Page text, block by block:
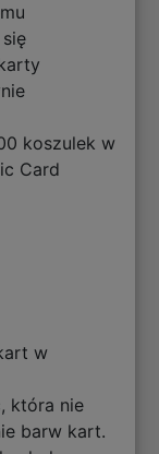
koszulek w
Card
w
która nie
barw kart.